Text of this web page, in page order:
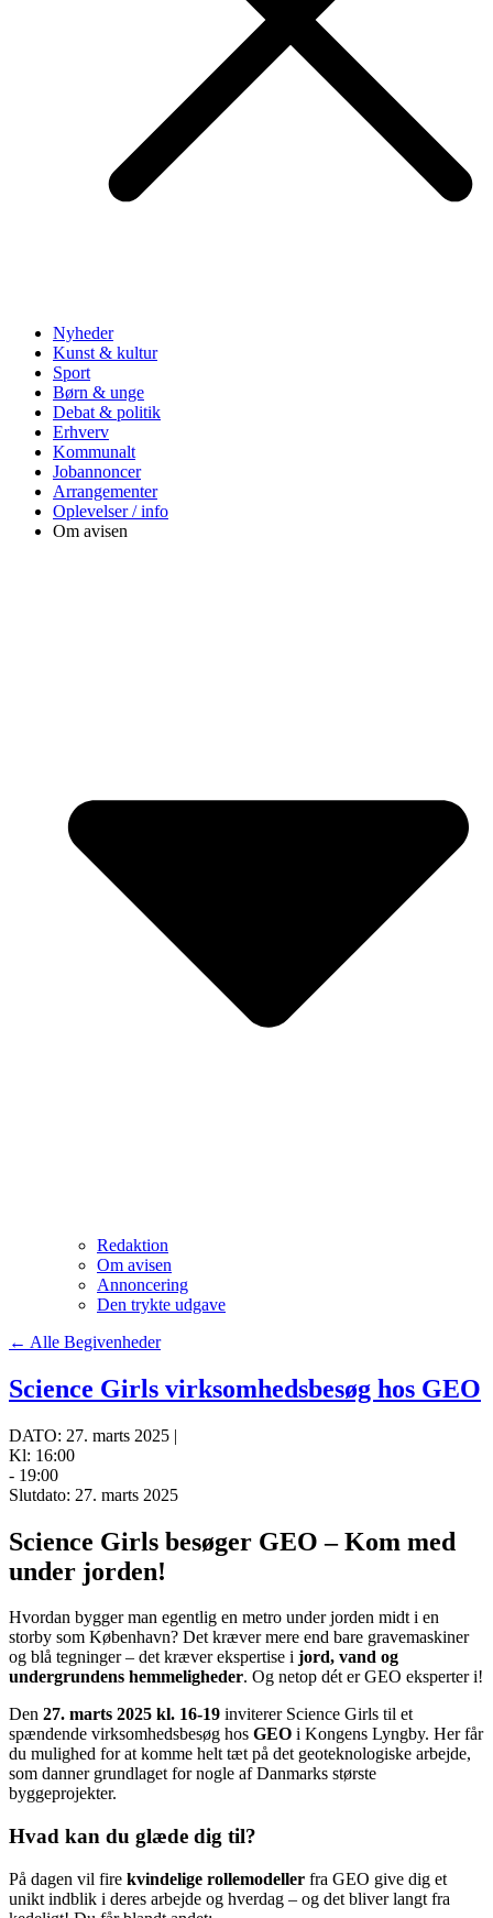
Nyheder
Kunst & kultur
Sport
Børn & unge
Debat & politik
Erhverv
Kommunalt
Jobannoncer
Arrangementer
Oplevelser / info
Om avisen
Redaktion
Om avisen
Annoncering
Den trykte udgave
← Alle Begivenheder
Science Girls virksomhedsbesøg hos GEO
DATO: 27. marts 2025 |
Kl: 16:00
- 19:00
Slutdato: 27. marts 2025
Science Girls besøger GEO – Kom med
under jorden!
Hvordan bygger man egentlig en metro under jorden midt i en
storby som København? Det kræver mere end bare gravemaskiner
og blå tegninger – det kræver ekspertise i jord, vand og
undergrundens hemmeligheder. Og netop dét er GEO eksperter i!
Den 27. marts 2025 kl. 16-19 inviterer Science Girls til et
spændende virksomhedsbesøg hos GEO i Kongens Lyngby. Her får
du mulighed for at komme helt tæt på det geoteknologiske arbejde,
som danner grundlaget for nogle af Danmarks største
byggeprojekter.
Hvad kan du glæde dig til?
På dagen vil fire kvindelige rollemodeller fra GEO give dig et
unikt indblik i deres arbejde og hverdag – og det bliver langt fra